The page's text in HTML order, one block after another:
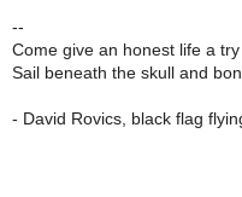
--
Come give an honest life a try
Sail beneath the skull and
- David Rovics, black flag